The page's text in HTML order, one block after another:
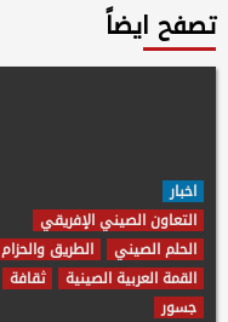
تصفح ايضاً
اخبار
التعاون الصيني الإفريقي
الحلم الصيني
الطريق والحزام
القمة العربية الصينية
ثقافة
جسور